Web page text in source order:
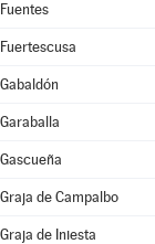
Fuentes
Fuertescusa
Gabaldón
Garaballa
Gascueña
Graja de Campalbo
Graja de Iniesta